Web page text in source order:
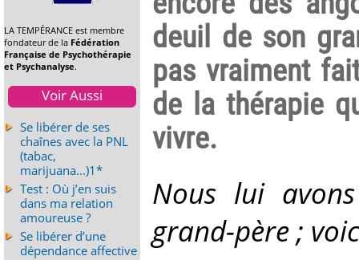
deuil de son
pas vraiment
de la thérapie
vivre.
Nous lui
grand-père ;
LA TEMPÉRANCE est membre
fondateur de la Fédération
Française de Psychothérapie
et Psychanalyse.
Voir Aussi
Se libérer de ses
chaînes avec la PNL
(tabac,
marijuana...)1*
Test : Où j’en suis
dans ma relation
amoureuse ?
Se libérer d’une
dépendance affective